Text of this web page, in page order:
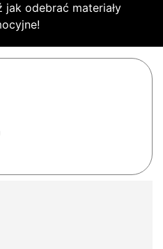
jak odebrać materiały